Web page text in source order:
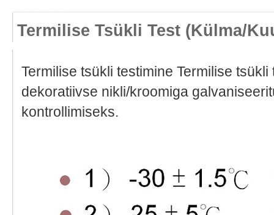
Termilise Tsükli Test (külma/
Termilise tsükli testimine Termilise
dekoratiivse nikli/kroomiga
kontrollimiseks.